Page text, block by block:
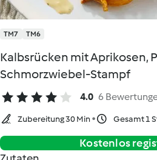
TM7 TM6
Kalbsrücken mit Aprikosen,
Schmorzwiebel-Stampf
4.0 6
Zubereitung 30 Min Gesamt 1
Kostenlos